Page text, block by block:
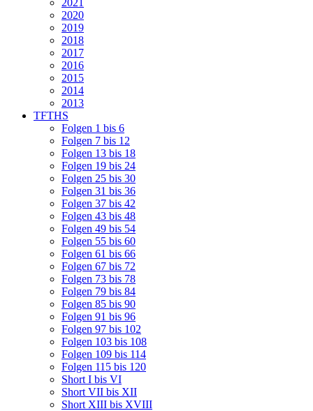
2021
2020
2019
2018
2017
2016
2015
2014
2013
TFTHS
Folgen 1 bis 6
Folgen 7 bis 12
Folgen 13 bis 18
Folgen 19 bis 24
Folgen 25 bis 30
Folgen 31 bis 36
Folgen 37 bis 42
Folgen 43 bis 48
Folgen 49 bis 54
Folgen 55 bis 60
Folgen 61 bis 66
Folgen 67 bis 72
Folgen 73 bis 78
Folgen 79 bis 84
Folgen 85 bis 90
Folgen 91 bis 96
Folgen 97 bis 102
Folgen 103 bis 108
Folgen 109 bis 114
Folgen 115 bis 120
Short I bis VI
Short VII bis XII
Short XIII bis XVIII